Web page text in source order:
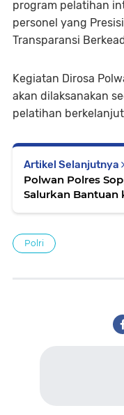
program pelatihan
personel yang
Transparansi
Kegiatan Dirosa
akan dilaksanakan
pelatihan
Artikel Selanjutnya
Polwan Polres
Salurkan Bantuan
Polri